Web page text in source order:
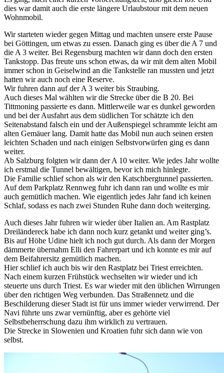
dies war damit auch die erste längere Urlaubstour mit dem neuen
Wohnmobil.
Wir starteten wieder gegen Mittag und machten unsere erste Pause
bei Göttingen, um etwas zu essen. Danach ging es über die A 7 und
die A 3 weiter. Bei Regensburg machten wir dann doch den ersten
Tankstopp. Das freute uns schon etwas, da wir mit dem alten Mobil
immer schon in Geiselwind an die Tankstelle ran mussten und jetzt
hatten wir auch noch eine Reserve.
Wir fuhren dann auf der A 3 weiter bis Straubing.
Auch dieses Mal wählten wir die Strecke über die B 20. Bei
Tittmoning passierte es dann. Mittlerweile war es dunkel geworden
und bei der Ausfahrt aus dem südlichen Tor schätzte ich den
Seitenabstand falsch ein und der Außenspiegel schrammte leicht am
alten Gemäuer lang. Damit hatte das Mobil nun auch seinen ersten
leichten Schaden und nach einigen Selbstvorwürfen ging es dann
weiter.
Ab Salzburg folgten wir dann der A 10 weiter. Wie jedes Jahr wollte
ich erstmal die Tunnel bewältigen, bevor ich mich hinlegte.
Die Familie schlief schon als wir den Katschbergtunnel passierten.
Auf dem Parkplatz Rennweg fuhr ich dann ran und wollte es mir
auch gemütlich machen. Wie eigentlich jedes Jahr fand ich keinen
Schlaf, sodass es nach zwei Stunden Ruhe dann doch weiterging.
Auch dieses Jahr fuhren wir wieder über Italien an. Am Rastplatz
Dreiländereck habe ich dann noch kurz getankt und weiter ging’s.
Bis auf Höhe Udine hielt ich noch gut durch. Als dann der Morgen
dämmerte übernahm Elli den Fahrerpart und ich konnte es mir auf
dem Beifahrersitz gemütlich machen.
Hier schlief ich auch bis wir den Rastplatz bei Triest erreichten.
Nach einem kurzen Frühstück wechselten wir wieder und ich
steuerte uns durch Triest. Es war wieder mit den üblichen Wirrungen
über den richtigen Weg verbunden. Das Straßennetz und die
Beschilderung dieser Stadt ist für uns immer wieder verwirrend. Der
Navi führte uns zwar vernünftig, aber es gehörte viel
Selbstbeherrschung dazu ihm wirklich zu vertrauen.
Die Strecke in Slowenien und Kroatien fuhr sich dann wie von
selbst.